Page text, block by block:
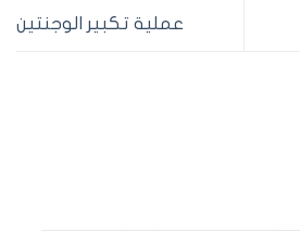
عملية تكبير الوجنتين